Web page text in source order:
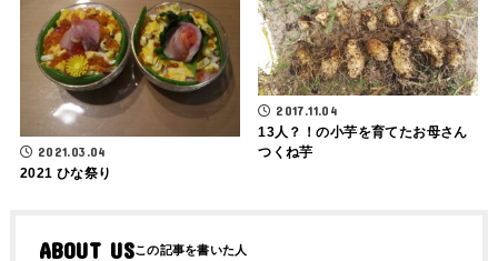
2021.03.04
2021 ひな祭り
2017.11.04
13人？！の小芋を育てたお母さん
つくね芋
ABOUT US